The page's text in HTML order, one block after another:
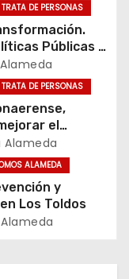
TRATA DE PERSONAS
Públicas y
Argentina y el
TRATA DE PERSONAS
el
Alameda
ALAMEDA
y
Los Toldos